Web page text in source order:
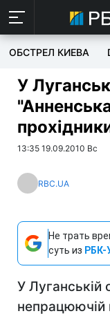
ОБСТРЕЛ КИЕВА
У
13:35 19.09.2010 Вс
RBC.UA
Не трать
суть из РБК-
У Луганській
непрацюючій